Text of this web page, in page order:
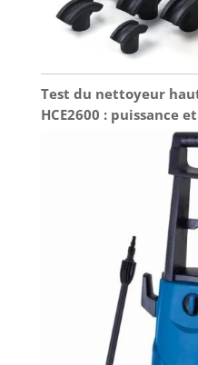
Test du nettoyeur
HCE2600 : puissance